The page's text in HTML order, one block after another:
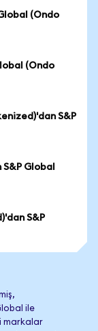
(Ondo
(Ondo
S&P
Global
S&P
ile
markalar